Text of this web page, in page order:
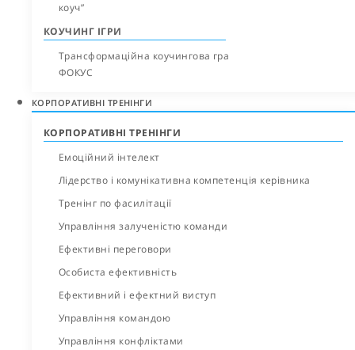
коуч”
КОУЧИНГ ІГРИ
Трансформаційна коучингова гра
ФОКУС
КОРПОРАТИВНІ ТРЕНІНГИ
КОРПОРАТИВНІ ТРЕНІНГИ
Емоційний інтелект
Лідерство і комунікативна компетенція керівника
Тренінг по фасилітації
Управління залученістю команди
Ефективні переговори
Особиста ефективність
Ефективний і ефектний виступ
Управління командою
Управління конфліктами